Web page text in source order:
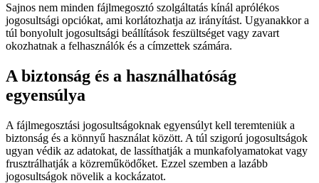
Sajnos nem minden fájlmegosztó szolgáltatás kínál aprólékos
jogosultsági opciókat, ami korlátozhatja az irányítást. Ugyanakkor a
túl bonyolult jogosultsági beállítások feszültséget vagy zavart
okozhatnak a felhasználók és a címzettek számára.
A biztonság és a használhatóság
egyensúlya
A fájlmegosztási jogosultságoknak egyensúlyt kell teremteniük a
biztonság és a könnyű használat között. A túl szigorú jogosultságok
ugyan védik az adatokat, de lassíthatják a munkafolyamatokat vagy
frusztrálhatják a közreműködőket. Ezzel szemben a lazább
jogosultságok növelik a kockázatot.